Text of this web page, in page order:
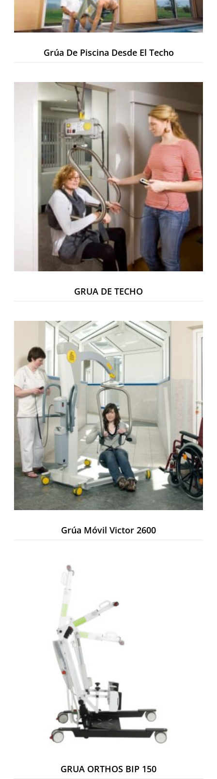
Grúa De Piscina Desde El Techo
GRUA DE TECHO
Grúa Móvil Victor 2600
GRUA ORTHOS BIP 150